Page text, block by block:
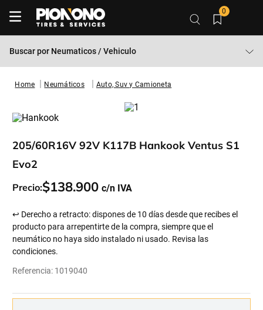
0
Buscar por Neumaticos / Vehiculo
Neumáticos Auto, Suv y Camioneta
205/60R16V 92V K117B Hankook Ventus S1
Evo2
Precio:$138.900
↩ Derecho a retracto: dispones de 10 días desde que recibes el
producto para arrepentirte de la compra, siempre que el
neumático no haya sido instalado ni usado. Revisa las
condiciones.
Referencia: 1019040